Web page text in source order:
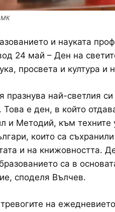
МК
и науката
24 май – Ден на
просвета и култура и
най-светлия си
Това е ден, в който
и Методий, към
които са
и на книжовността.
са в
споделя Вълчев.
на